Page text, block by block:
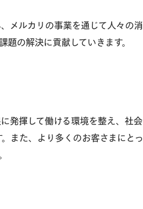
メルカリの事業を通じて人々の消
題の解決に貢献していきます。
発揮して働ける環境を整え、社会
また、より多くのお客さまにとっ